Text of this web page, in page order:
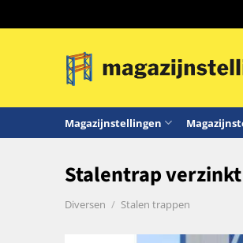
Magazijnstellingen
Stalentrap
Diversen / Stalen trappen